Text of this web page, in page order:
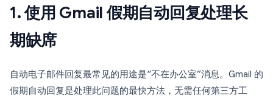
1. 使用 Gmail 假期自动回复处理长
期缺席
自动电子邮件回复最常见的用途是“不在办公室”消息。Gmail 的
假期自动回复是处理此问题的最快方法，无需任何第三方工